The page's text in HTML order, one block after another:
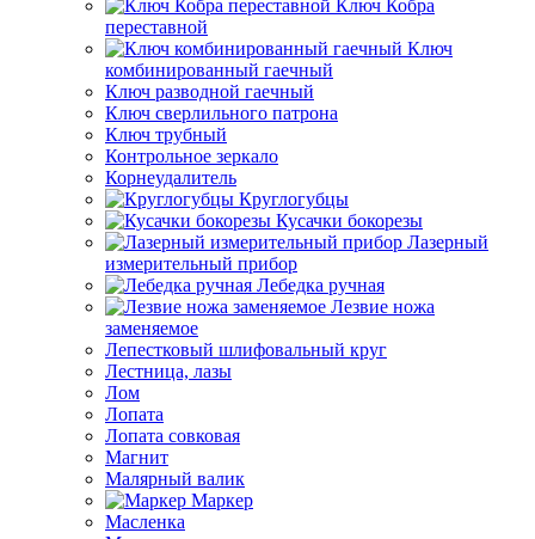
Ключ Кобра
переставной
Ключ
комбинированный гаечный
Ключ разводной гаечный
Ключ сверлильного патрона
Ключ трубный
Контрольное зеркало
Корнеудалитель
Круглогубцы
Кусачки бокорезы
Лазерный
измерительный прибор
Лебедка ручная
Лезвие ножа
заменяемое
Лепестковый шлифовальный круг
Лестница, лазы
Лом
Лопата
Лопата совковая
Магнит
Малярный валик
Маркер
Масленка